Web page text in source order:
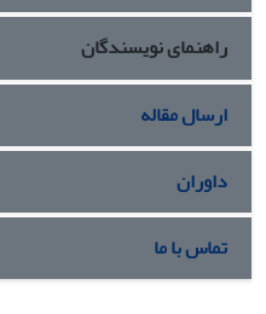
راهنمای نویسندگان
ارسال مقاله
داوران
تماس با ما